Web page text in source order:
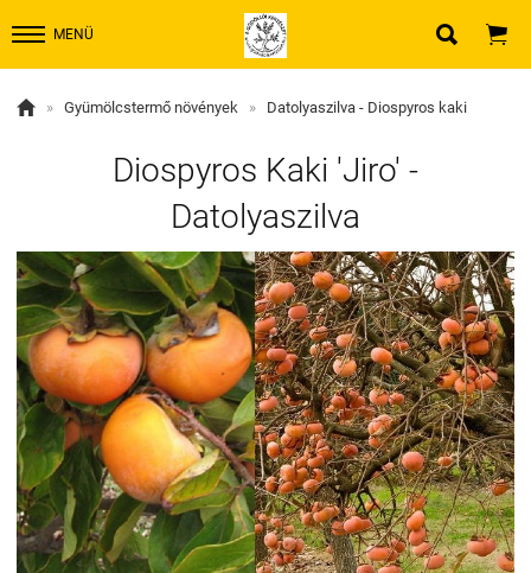
MENÜ  
 » Gyümölcstermő növények » Datolyaszilva - Diospyros kaki
Diospyros Kaki 'Jiro' -
Datolyaszilva